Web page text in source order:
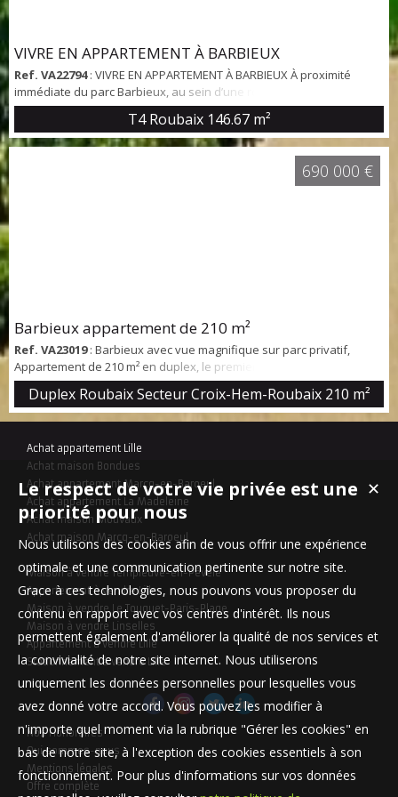
VIVRE EN APPARTEMENT À BARBIEUX
Ref. VA22794: VIVRE EN APPARTEMENT À BARBIEUX À proximité
immédiate du parc Barbieux, au sein d’une résidence sécurisée,
nous vous proposons à la vente ce superbe appartement situé au
dernier étage, entièrement rénové avec des matériaux de qualité.
Véritable écrin de verdure, il offre un cadre de vie paisible et
privilégié, idéal pour les amoureux de la nature. D’une surface de
T4 Roubaix 146.67 m²
Barbieux appartement de 210 m²
Ref. VA23019: Barbieux avec vue magnifique sur parc privatif,
Appartement de 210 m² en duplex, le premier niveau dessert un
splendide séjour de 60 m² donnant sur un large balcon exposé
sud/ouest et vue verdure, une salle à manger de 25 m², une cuisine
équipée avec cellier attenant, a l'étage : domaine parents composé
balcon, trois autres...
Duplex Roubaix Secteur Croix-Hem-Roubaix 210 m²
690 000 €
Achat appartement Lille
Achat maison Bondues
Achat appartement Marcq-en-Baroeul
Achat appartement La Madeleine
Achat maison Mouvaux
Achat maison Marcq-en-Baroeul
Maison à vendre Templeuve-en-Pévèle
Appartement à vendre Lille
Maison à vendre Le Touquet-Paris-Plage
Maison à vendre Linselles
Appartement à vendre Lille
Stationnement à vendre Lille
Nos Honoraires
Qui sommes-nous
Mentions légales
Offre complète
✕
Le respect de votre vie privée est une
priorité pour nous
Nous utilisons des cookies afin de vous offrir une expérience
optimale et une communication pertinente sur notre site.
Grace à ces technologies, nous pouvons vous proposer du
contenu en rapport avec vos centres d'intérêt. Ils nous
permettent également d'améliorer la qualité de nos services et
la convivialité de notre site internet. Nous utiliserons
uniquement les données personnelles pour lesquelles vous
avez donné votre accord. Vous pouvez les modifier à
n'importe quel moment via la rubrique "Gérer les cookies" en
bas de notre site, à l'exception des cookies essentiels à son
fonctionnement. Pour plus d'informations sur vos données